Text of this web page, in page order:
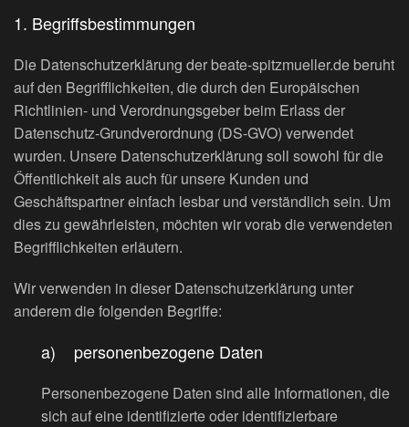
1. Begriffsbestimmungen
Die Datenschutzerklärung der beate-spitzmueller.de beruht
auf den Begrifflichkeiten, die durch den Europäischen
Richtlinien- und Verordnungsgeber beim Erlass der
Datenschutz-Grundverordnung (DS-GVO) verwendet
wurden. Unsere Datenschutzerklärung soll sowohl für die
Öffentlichkeit als auch für unsere Kunden und
Geschäftspartner einfach lesbar und verständlich sein. Um
dies zu gewährleisten, möchten wir vorab die verwendeten
Begrifflichkeiten erläutern.
Wir verwenden in dieser Datenschutzerklärung unter
anderem die folgenden Begriffe:
a) personenbezogene Daten
Personenbezogene Daten sind alle Informationen, die
sich auf eine identifizierte oder identifizierbare